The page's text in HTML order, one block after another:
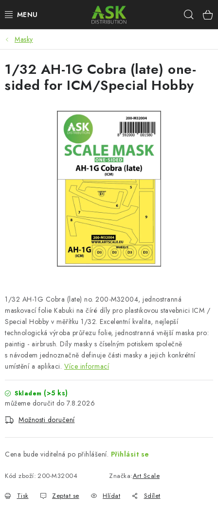
na
WARHAMMER
ASK PRODUKTY
NOVINKY
PLASTIKOVÉ MODELY
DOPLŇKY K MODELŮM
BARVY A POMŮCKY
SKY RIDERS COFFEE
Velkoobchod (B2B)
FAQ Hromadná objednávka
Masky
1/32 AH-1G Cobra (late) no. 200-M32004, jednostranná
maskovací folie Kabuki na číré díly pro plastikovou stavebnici ICM /
Special Hobby v měřítku 1/32. Excelentní kvalita, nejlepší
technologická výroba průřezu folie, jednostranná vnější maska pro:
paintig - airbrush. Díly masky s číselným potiskem společně
s návodem jednoznačně definuje části masky a jejich konkrétní
umístění a aplikaci. Více informací
Skladem (>5 ks)
7.8.2026
Možnosti doručení
Cena bude viditelná po přihlášení. Přihlásit se
Kód zboží: 200-M32004 Značka:Art Scale
Tisk Zeptat se Hlídat Sdílet
1/32 AH-1G Cobra (late) one-
sided for ICM/Special Hobby